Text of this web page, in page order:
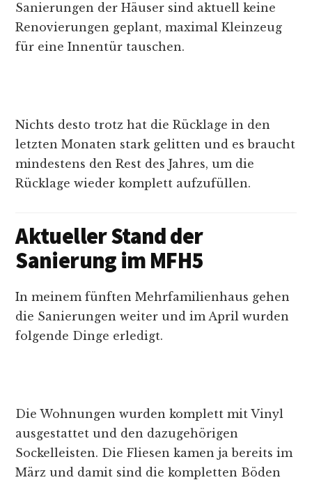
Sanierungen der Häuser sind aktuell keine
Renovierungen geplant, maximal Kleinzeug
für eine Innentür tauschen.
Nichts desto trotz hat die Rücklage in den
letzten Monaten stark gelitten und es braucht
mindestens den Rest des Jahres, um die
Rücklage wieder komplett aufzufüllen.
Aktueller Stand der
Sanierung im MFH5
In meinem fünften Mehrfamilienhaus gehen
die Sanierungen weiter und im April wurden
folgende Dinge erledigt.
Die Wohnungen wurden komplett mit Vinyl
ausgestattet und den dazugehörigen
Sockelleisten. Die Fliesen kamen ja bereits im
März und damit sind die kompletten Böden